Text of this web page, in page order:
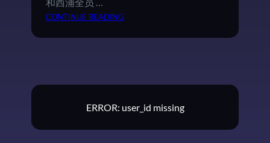
和西浦全员 …
CONTINUE READING
年
月
ERROR: user_id missing